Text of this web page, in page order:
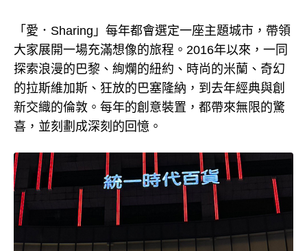
「愛．Sharing」每年都會選定一座主題城市，帶領
大家展開一場充滿想像的旅程。2016年以來，一同
探索浪漫的巴黎、絢爛的紐約、時尚的米蘭、奇幻
的拉斯維加斯、狂放的巴塞隆納，到去年經典與創
新交織的倫敦。每年的創意裝置，都帶來無限的驚
喜，並刻劃成深刻的回憶。